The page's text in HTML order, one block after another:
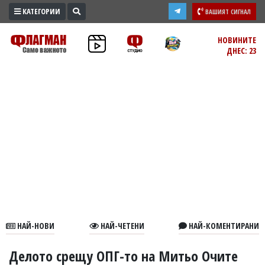
ПРОМО
ЗОНА
КАТЕГОРИИ ВАШИЯТ СИГНАЛ
НОВИНИТЕ
ДНЕС: 23
НАЙ-НОВИ НАЙ-ЧЕТЕНИ НАЙ-КОМЕНТИРАНИ
Делото срещу ОПГ-то на Митьо Очите